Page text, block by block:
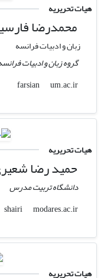
هیات تحریریه
محمدرضا
زبان و ادبیات فرانسه
گروه زبان و ادبیات
farsian
um.ac.ir
هیات تحریریه
حمید رضا
دانشگاه تربیت مدرس
shairi
modares.ac.ir
هیات تحریریه